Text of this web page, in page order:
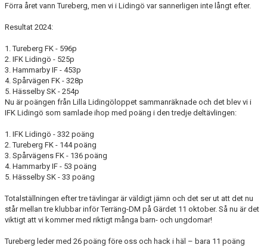
Förra året vann Tureberg, men vi i Lidingö var sannerligen inte långt efter.
Resultat 2024:
1. Tureberg FK - 596p
2. IFK Lidingö - 525p
3. Hammarby IF - 453p
4. Spårvägen FK - 328p
5. Hässelby SK - 254p
Nu är poängen från Lilla Lidingöloppet sammanräknade och det blev vi i
IFK Lidingö som samlade ihop med poäng i den tredje deltävlingen:
1. IFK Lidingö - 332 poäng
2. Tureberg FK - 144 poäng
3. Spårvägens FK - 136 poäng
4. Hammarby IF - 53 poäng
5. Hässelby SK - 33 poäng
Totalställningen efter tre tävlingar är väldigt jämn och det ser ut att det nu
står mellan tre klubbar inför Terräng-DM på Gärdet 11 oktober. Så nu är det
viktigt att vi kommer med riktigt många barn- och ungdomar!
Tureberg leder med 26 poäng före oss och hack i häl – bara 11 poäng